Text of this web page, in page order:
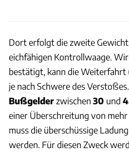
Dort erfolgt die zweite
eichfähigen Kontrollwaage.
bestätigt, kann die Weiterfahrt
je nach Schwere des
Bußgelderzwischen 30 und
einer Überschreitung von
muss die überschüssige
werden. Für diesen Zweck